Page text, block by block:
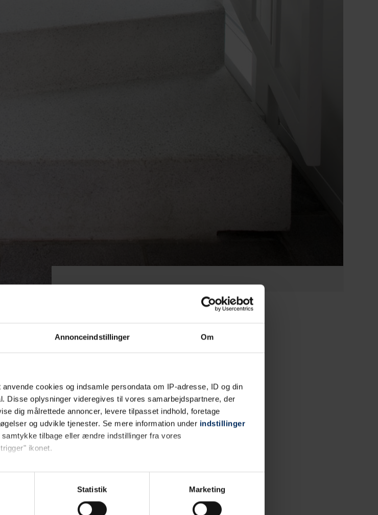
Annonceindstillinger Om
cookies og indsamle persondata om IP-adresse, ID og din
Disse oplysninger videregives til vores samarbejdspartnere, der
dig målrettede annoncer, levere tilpasset indhold, foretage
og udvikle tjenester. Se mere information under indstillinger
tilbage eller ændre indstillinger fra vores
ikonet.
tilgængelighedsfejl, samt for at analysere hvordan du bruger vores
Statistik Marketing